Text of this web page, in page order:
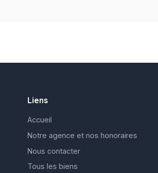
Liens
Accueil
Notre agence et nos honoraires
Nous contacter
Tous les biens